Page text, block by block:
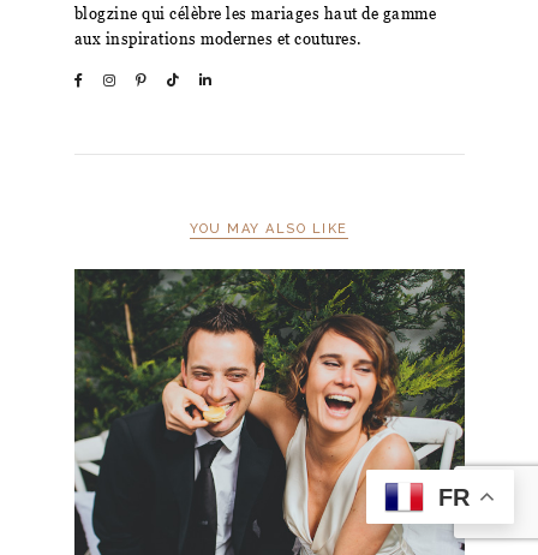
blogzine qui célèbre les mariages haut de gamme
aux inspirations modernes et coutures.
YOU MAY ALSO LIKE
FR